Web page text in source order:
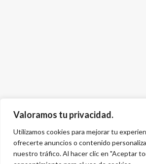
Valoramos tu privacidad.
Utilizamos cookies para mejorar tu
ofrecerte anuncios o contenido
nuestro tráfico. Al hacer clic en "Aceptar